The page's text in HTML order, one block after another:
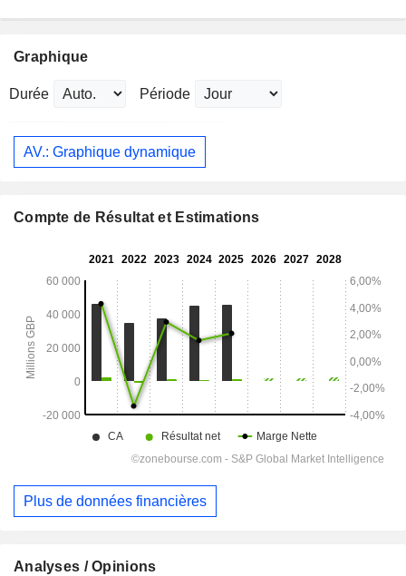
Graphique
Durée Période
AV.: Graphique dynamique
Compte de Résultat et Estimations
Plus de données financières
Analyses / Opinions